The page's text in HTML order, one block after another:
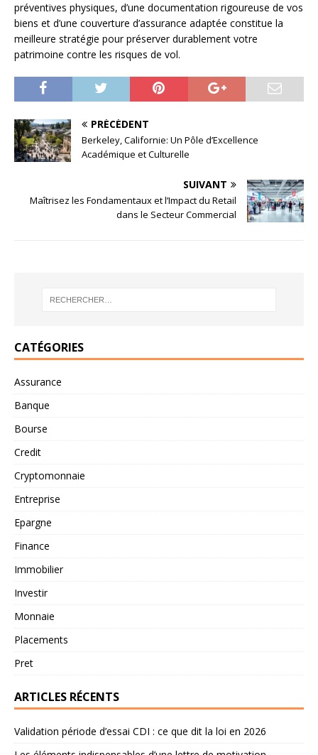
préventives physiques, d’une documentation rigoureuse de vos
biens et d’une couverture d’assurance adaptée constitue la
meilleure stratégie pour préserver durablement votre
patrimoine contre les risques de vol.
PRÉCÉDENT
Berkeley, Californie: Un Pôle d’Excellence
Académique et Culturelle
SUIVANT
Maîtrisez les Fondamentaux et l’Impact du Retail
dans le Secteur Commercial
CATÉGORIES
Assurance
Banque
Bourse
Credit
Cryptomonnaie
Entreprise
Epargne
Finance
Immobilier
Investir
Monnaie
Placements
Pret
ARTICLES RÉCENTS
Validation période d’essai CDI : ce que dit la loi en 2026